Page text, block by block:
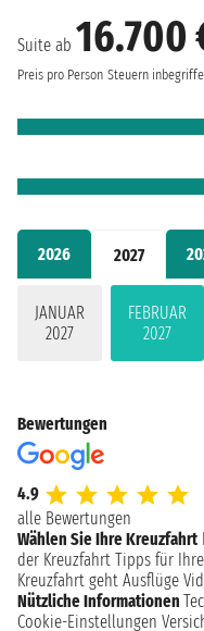
2026 2027
JANUAR
2027
FEBRUAR
2027
Suite ab 16.700
Preis pro Person Steuern
Bewertungen
4.9
alle Bewertungen
Wählen Sie Ihre Kreuzfahrt
der Kreuzfahrt Tipps für
Kreuzfahrt geht Ausflüge
Nützliche Informationen
Cookie-Einstellungen